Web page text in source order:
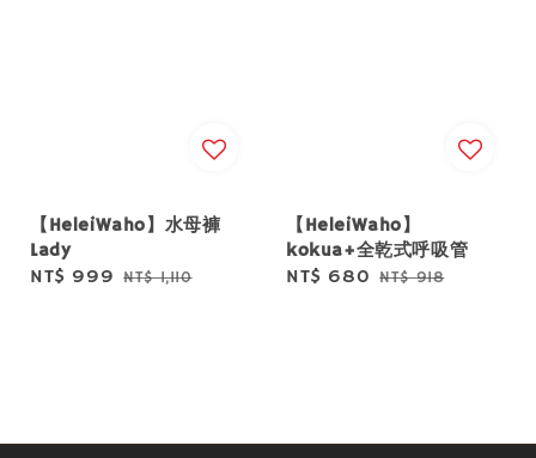
【HeleiWaho】水母褲
Lady
Sale
NT$ 999 Regular
NT$ 1,110
【HeleiWaho】
kokua+全乾式呼吸管
Sale
NT$ 680 Regular
NT$ 918